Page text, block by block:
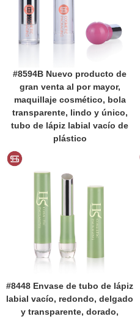
#8594B Nuevo producto de
gran venta al por mayor,
maquillaje cosmético, bola
transparente, lindo y único,
tubo de lápiz labial vacío de
plástico
#8448 Envase de tubo de lápiz
labial vacío, redondo, delgado
y transparente, dorado,